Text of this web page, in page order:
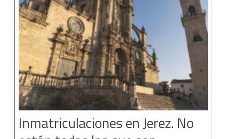
legislativo
de
2022
Inmatriculaciones en Jerez. No